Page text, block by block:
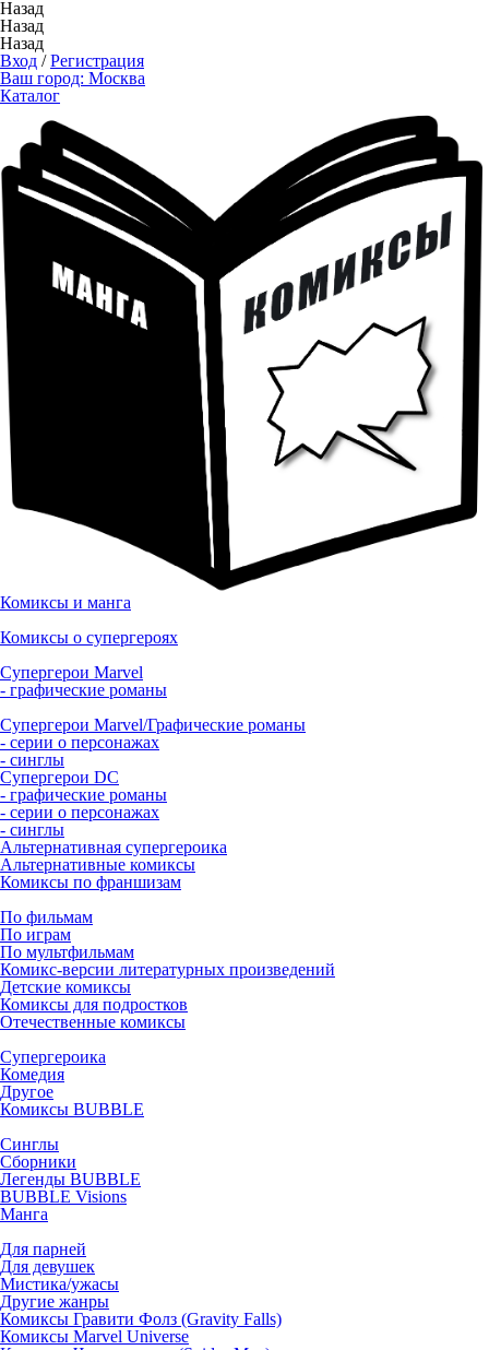
Назад
Назад
Назад
Вход /Регистрация
Ваш город: Москва
Каталог
Комиксы и манга
Комиксы о супергероях
Супергерои Marvel
- графические романы
Супергерои Marvel/Графические романы
- серии о персонажах
- синглы
Супергерои DC
- графические романы
- серии о персонажах
- синглы
Альтернативная супергероика
Альтернативные комиксы
Комиксы по франшизам
По фильмам
По играм
По мультфильмам
Комикс-версии литературных произведений
Детские комиксы
Комиксы для подростков
Отечественные комиксы
Супергероика
Комедия
Другое
Комиксы BUBBLE
Синглы
Сборники
Легенды BUBBLE
BUBBLE Visions
Манга
Для парней
Для девушек
Мистика/ужасы
Другие жанры
Комиксы Гравити Фолз (Gravity Falls)
Комиксы Marvel Universe